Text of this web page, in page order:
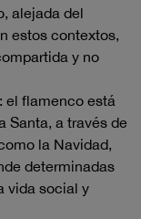
alejada del
estos contextos,
y no
: el flamenco está
Santa, a través de
la Navidad,
determinadas
vida social y